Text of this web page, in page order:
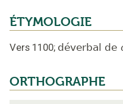
ÉTYMOLOGIE
Vers 1100; déverbal de
ORTHOGRAPHE